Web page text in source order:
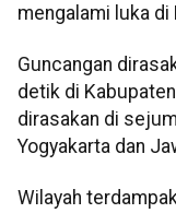
mengalami luka di
Guncangan
detik di
dirasakan di
Yogyakarta dan
Wilayah